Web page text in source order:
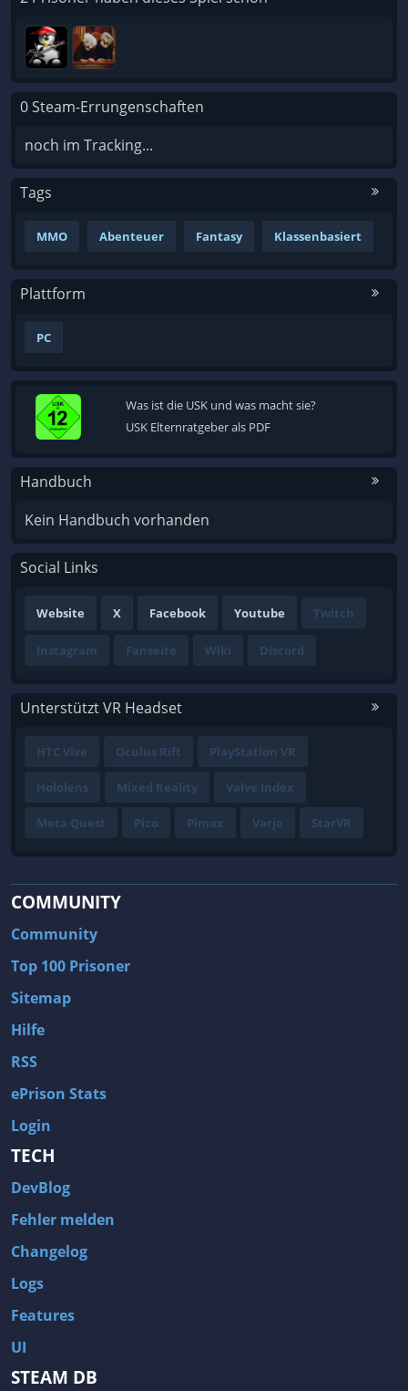
0 Steam-Errungenschaften
noch im Tracking...
Tags
MMO Abenteuer Fantasy Klassenbasiert
Plattform
PC
Was ist die USK und was macht sie?
USK Elternratgeber als PDF
Handbuch
Kein Handbuch vorhanden
Social Links
Website X Facebook Youtube Twitch
Instagram Fanseite Wiki Discord
Unterstützt VR Headset
HTC Vive Oculus Rift PlayStation VR
Hololens Mixed Reality Valve Index
Meta Quest Pico Pimax Varjo StarVR
COMMUNITY
Community
Top 100 Prisoner
Sitemap
Hilfe
RSS
ePrison Stats
Login
TECH
DevBlog
Fehler melden
Changelog
Logs
Features
UI
STEAM DB